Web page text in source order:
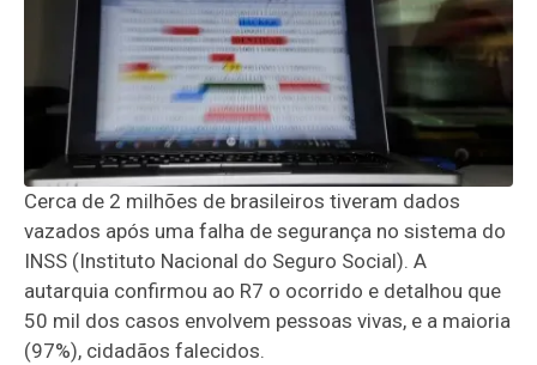
Cerca de 2 milhões de brasileiros tiveram dados
vazados após uma falha de segurança no sistema do
INSS (Instituto Nacional do Seguro Social). A
autarquia confirmou ao R7 o ocorrido e detalhou que
50 mil dos casos envolvem pessoas vivas, e a maioria
(97%), cidadãos falecidos.